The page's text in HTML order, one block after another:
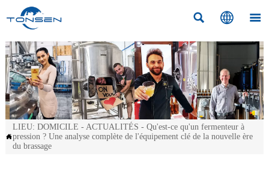
  

LIEU: DOMICILE - ACTUALITÉS - Qu'est-ce qu'un fermenteur à
pression ? Une analyse complète de l'équipement clé de la nouvelle ère
du brassage